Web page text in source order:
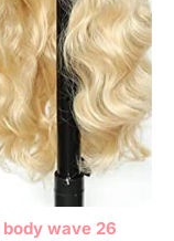
wave 26